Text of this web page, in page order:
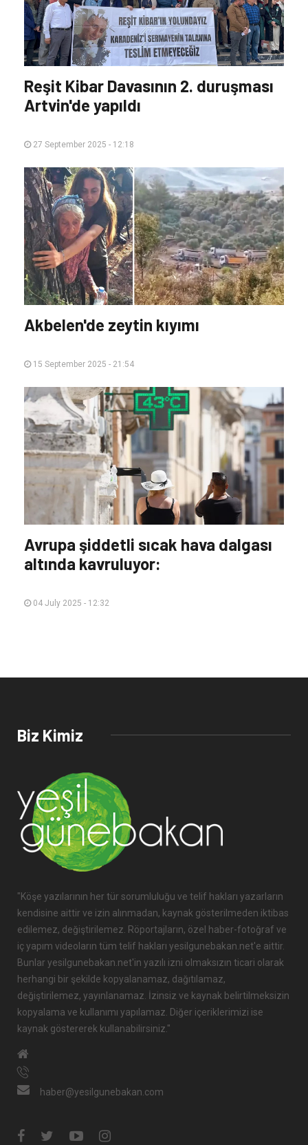
Reşit Kibar Davasının 2. duruşması
Artvin'de yapıldı
27 September 2025 - 12:18
Akbelen'de zeytin kıyımı
15 September 2025 - 21:54
Avrupa şiddetli sıcak hava dalgası
altında kavruluyor:
04 July 2025 - 12:32
Biz Kimiz
"Köşe yazılarının her tür sorumluluğu ve telif hakları yazarların
kendisine aittir ve izin alınmadan, kaynak gösterilmeden iktibas
edilemez, değiştirilemez. Röportajların, özel haber-fotoğraf ve
iç yapım videoların tüm telif hakları yesilgunebakan.net'e aittir.
Bunlar yesilgunebakan.net'in yazılı izni olmaksızın ticari olarak
herhangi bir şekilde kopyalanamaz, dağıtılamaz,
değiştirilemez, yayınlanamaz. İzinsiz ve kaynak belirtilmeksizin
kopyalama ve kullanımı yapılamaz. Diğer içeriklerimizi ise
kaynak göstererek kullanabilirsiniz."
haber@yesilgunebakan.com